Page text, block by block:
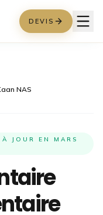
DEVIS
NAS
JOUR EN MARS